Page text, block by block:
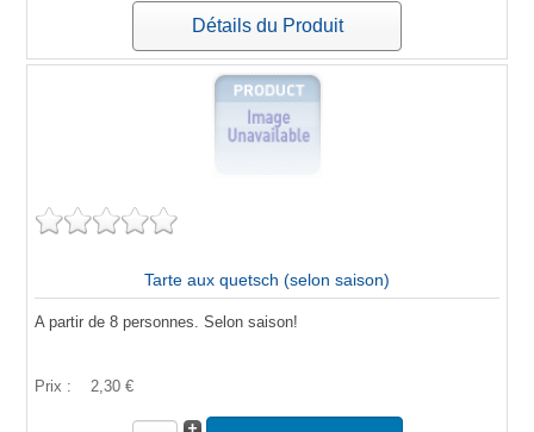
Détails du Produit
Tarte aux quetsch (selon saison)
A partir de 8 personnes. Selon saison!
Prix : 2,30 €